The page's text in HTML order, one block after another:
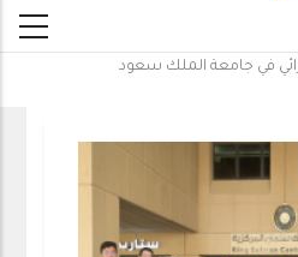
في جامعة الملك سعود